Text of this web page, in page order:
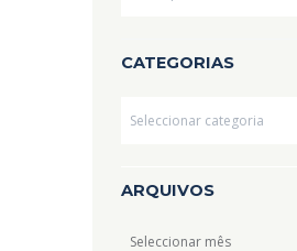
CATEGORIAS
ARQUIVOS
Arquivos